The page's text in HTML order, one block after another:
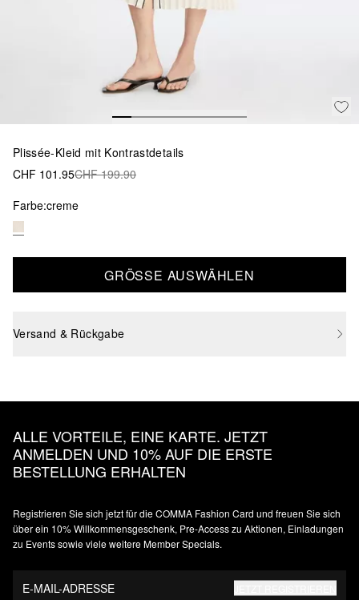
Plissée-Kleid mit Kontrastdetails
CHF 101.95CHF 199.90
Farbe:creme
GRÖSSE AUSWÄHLEN
Versand & Rückgabe
ALLE VORTEILE, EINE KARTE. JETZT
ANMELDEN UND 10% AUF DIE ERSTE
BESTELLUNG ERHALTEN
Registrieren Sie sich jetzt für die COMMA Fashion Card und freuen Sie sich
über ein 10% Willkommensgeschenk, Pre-Access zu Aktionen, Einladungen
zu Events sowie viele weitere Member Specials.
E-MAIL-ADRESSE